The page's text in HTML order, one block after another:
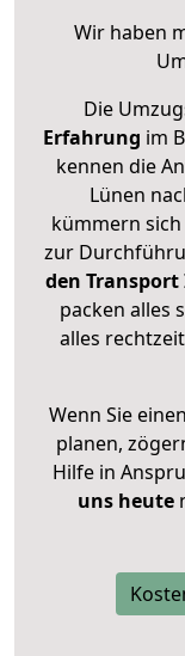
Wir haben
Die
Erfahrung im
kennen die
Lünen
kümmern
zur
den
packen alles
alles
Wenn Sie
planen,
Hilfe in
uns heute